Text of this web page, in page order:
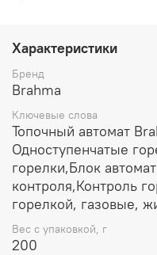
Характеристики
Бренд
Brahma
Ключевые слова
Топочный автомат
Одноступенчатые
горелки,Блок
контроля,Контроль
горелкой, газовые,
Вес с упаковкой, г
200